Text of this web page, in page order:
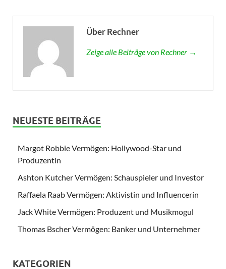
Über Rechner
Zeige alle Beiträge von Rechner →
NEUESTE BEITRÄGE
Margot Robbie Vermögen: Hollywood-Star und
Produzentin
Ashton Kutcher Vermögen: Schauspieler und Investor
Raffaela Raab Vermögen: Aktivistin und Influencerin
Jack White Vermögen: Produzent und Musikmogul
Thomas Bscher Vermögen: Banker und Unternehmer
KATEGORIEN